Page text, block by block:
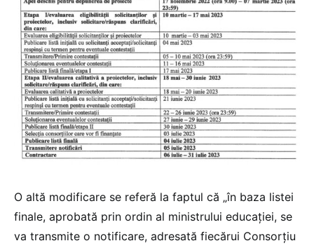
O altă modificare se referă la faptul că „în baza listei
finale, aprobată prin ordin al ministrului educației, se
va transmite o notificare, adresată fiecărui Consorțiu